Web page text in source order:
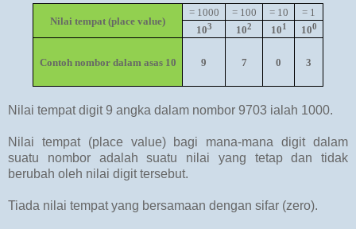
Nilai tempat (place value)
= 1000 = 100 = 10
= 1
103 102 101 100
Contoh nombor dalam asas 10 9 7 0 3
Nilai tempat digit 9 angka dalam nombor 9703 ialah 1000.
Nilai tempat (place value) bagi mana-mana digit dalam
suatu nombor adalah suatu nilai yang tetap dan tidak
berubah oleh nilai digit tersebut.
Tiada nilai tempat yang bersamaan dengan sifar (zero).